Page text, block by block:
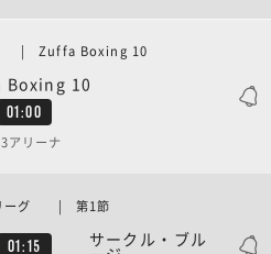
01:00
Boxing 10
| Zuffa Boxing 10
3アリーナ
01:15 サークル・ブル
リーグ | 第1節